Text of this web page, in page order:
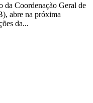
da Coordenação Geral de
abre na próxima
da...